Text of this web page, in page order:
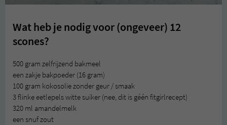
Wat heb je nodig voor (ongeveer) 12
scones?
500 gram zelfrijzend bakmeel
een zakje bakpoeder (16 gram)
100 gram kokosolie zonder geur / smaak
3 flinke eetlepels witte suiker (nee, dit is géén fitgirlrecept)
320 ml amandelmelk
een snuf zout